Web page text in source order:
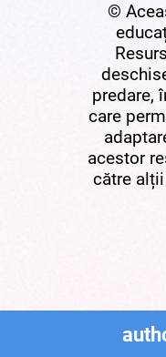
©
predare,
care
acestor
către